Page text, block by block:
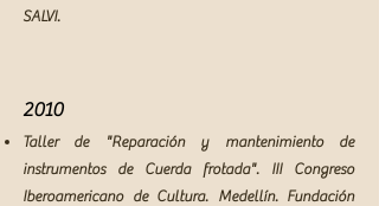
SALVI.
2010
Taller de "Reparación y mantenimiento de
instrumentos de Cuerda frotada". III Congreso
Iberoamericano de Cultura. Medellín. Fundación